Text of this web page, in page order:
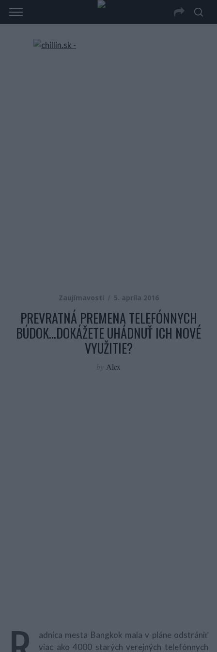
Zaujímavosti 5. apríla 2016
PREVRATNÁ PREMENA TELEFÓNNYCH
BÚDOK…DOKÁŽETE UHÁDNUŤ ICH NOVÉ
VYUŽITIE?
by Alex
adnica mesta Bangkok mala v pláne odstrániť
viac ako 4000 starých verejných telefónnych